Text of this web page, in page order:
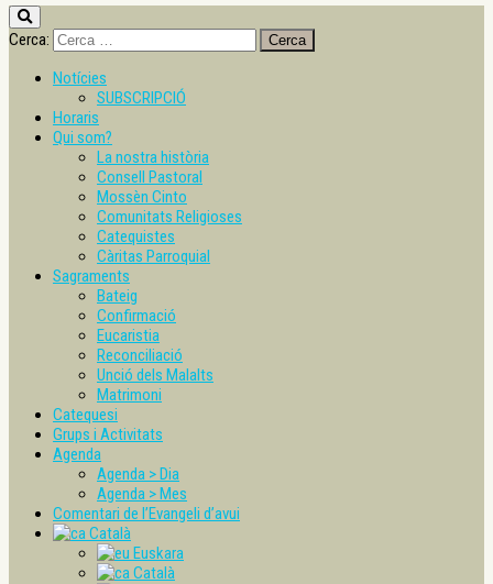
Cerca:
Notícies
SUBSCRIPCIÓ
Horaris
Qui som?
La nostra història
Consell Pastoral
Mossèn Cinto
Comunitats Religioses
Catequistes
Càritas Parroquial
Sagraments
Bateig
Confirmació
Eucaristia
Reconciliació
Unció dels Malalts
Matrimoni
Catequesi
Grups i Activitats
Agenda
Agenda > Dia
Agenda > Mes
Comentari de l’Evangeli d’avui
Català
Euskara
Català